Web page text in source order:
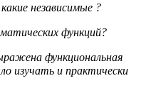
независимые ?
функций?
функциональная
изучать и практически